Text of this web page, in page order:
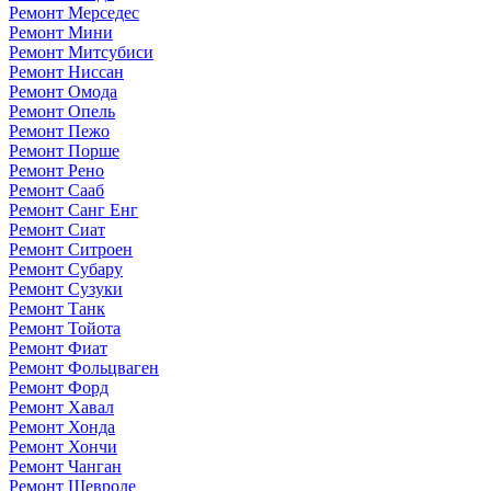
Ремонт Мерседес
Ремонт Мини
Ремонт Митсубиси
Ремонт Ниссан
Ремонт Омода
Ремонт Опель
Ремонт Пежо
Ремонт Порше
Ремонт Рено
Ремонт Сааб
Ремонт Санг Енг
Ремонт Сиат
Ремонт Ситроен
Ремонт Субару
Ремонт Сузуки
Ремонт Танк
Ремонт Тойота
Ремонт Фиат
Ремонт Фольцваген
Ремонт Форд
Ремонт Хавал
Ремонт Хонда
Ремонт Хончи
Ремонт Чанган
Ремонт Шевроле